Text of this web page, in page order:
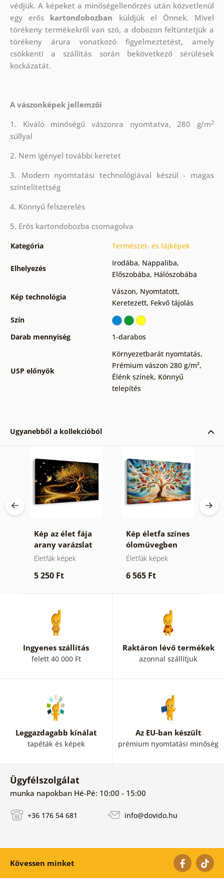
védjük.A képeket a minőségellenőrzés után közvetlenül
egy erős kartondobozban küldjük el Önnek. Mivel
törékeny termékekről van szó, a dobozon feltüntetjük a
törékeny árura vonatkozó figyelmeztetést, amely
csökkenti a szállítás során bekövetkező sérülések
kockázatát.
A vászonképek jellemzői
1. Kiváló minőségű vászonra nyomtatva, 280 g/m2
súllyal
2. Nem igényel további keretet
3. Modern nyomtatási technológiával készül - magas
színtelítettség
4. Könnyű felszerelés
5. Erős kartondobozba csomagolva
Kategória Természet- és tájképek
Elhelyezés
Irodába, Nappaliba,
Előszobába, Hálószobába
Kép technológia
Vászon, Nyomtatott,
Keretezett, Fekvő tájolás
Szín
Darab mennyiség
1-darabos
USP előnyök
Környezetbarát nyomtatás,
Prémium vászon 280 g/m²,
Élénk színek, Könnyű
telepítés
Ugyanebből a kollekcióból
Kép az élet fája
arany varázslat
Életfák képek
5 250 Ft
Kép életfa színes
ólomüvegben
Életfák képek
6 565 Ft
Ingyenes szállítás
felett 40 000 Ft
Raktáron lévő termékek
azonnal szállítjuk
Leggazdagabb kínálat
tapéták és képek
Az EU-ban készült
prémium nyomtatási minőség
Ügyfélszolgálat
munka napokban Hé-Pé: 10:00 - 15:00
+36 176 54 681 info@dovido.hu
Kövessen minket